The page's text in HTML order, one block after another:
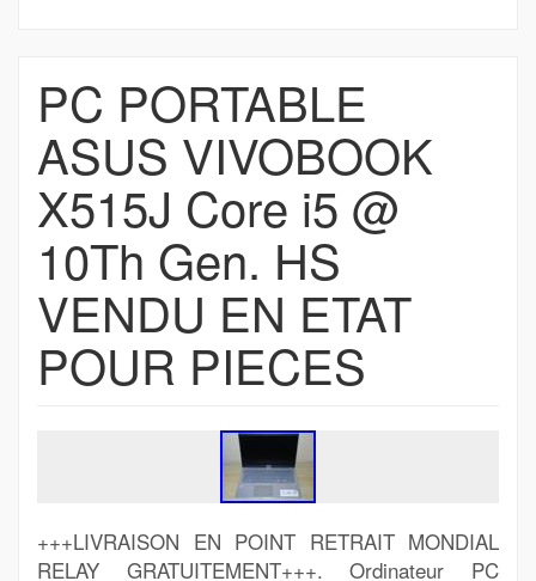
PC PORTABLE
ASUS VIVOBOOK
X515J Core i5 @
10Th Gen. HS
VENDU EN ETAT
POUR PIECES
+++LIVRAISON EN POINT RETRAIT MONDIAL
RELAY GRATUITEMENT+++. Ordinateur PC